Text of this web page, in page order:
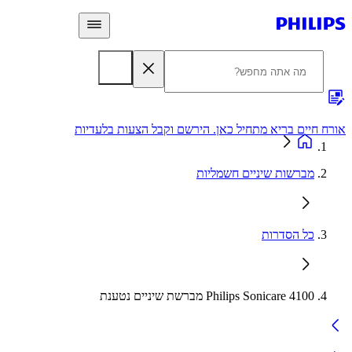
חיים בריא מתחיל כאן. הירשם וקבל הצעות בלעדיות
מברשות שיניים חשמליות
כל הסדרות
Philips Sonicare 4100 מברשת שיניים נטענת